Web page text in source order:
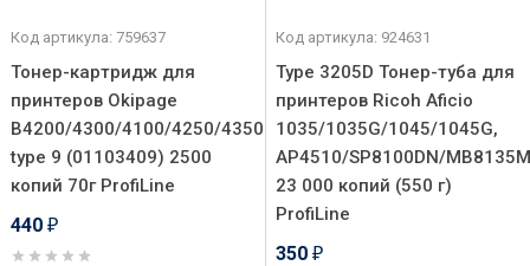
Код артикула: 759637
Тонер-картридж для
принтеров Okipage
B4200/4300/4100/4250/4350
type 9 (01103409) 2500
копий 70г ProfiLine
440 ₽
Код артикула: 924631
Type 3205D Тонер-туба для
принтеров Ricoh Aficio
1035/1035G/1045/1045G,
AP4510/SP8100DN/
23 000 копий (550 г)
ProfiLine
350 ₽